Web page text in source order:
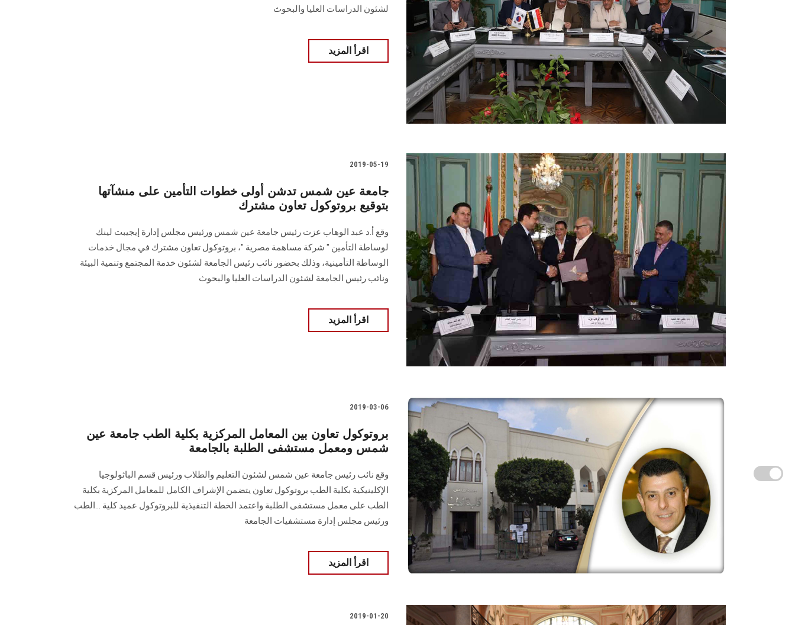
لشئون الدراسات العليا والبحوث
اقرأ المزيد
2019-05-19
جامعة عين شمس تدشن أولى خطوات التأمين على منشآتها
بتوقيع بروتوكول تعاون مشترك
وقع أ.د عبد الوهاب عزت رئيس جامعة عين شمس ورئيس مجلس إدارة إيجيبت لينك
لوساطة التأمين " شركة مساهمة مصرية "، بروتوكول تعاون مشترك في مجال خدمات
الوساطة التأمينية، وذلك بحضور نائب رئيس الجامعة لشئون خدمة المجتمع وتنمية البيئة
ونائب رئيس الجامعة لشئون الدراسات العليا والبحوث
اقرأ المزيد
2019-03-06
بروتوكول تعاون بين المعامل المركزية بكلية الطب جامعة عين
شمس ومعمل مستشفى الطلبة بالجامعة
وقع نائب رئيس جامعة عين شمس لشئون التعليم والطلاب ورئيس قسم الباثولوجيا
الإكلينيكية بكلية الطب بروتوكول تعاون يتضمن الإشراف الكامل للمعامل المركزية بكلية
الطب على معمل مستشفى الطلبة واعتمد الخطة التنفيذية للبروتوكول عميد كلية ...الطب
ورئيس مجلس إدارة مستشفيات الجامعة
اقرأ المزيد
2019-01-20